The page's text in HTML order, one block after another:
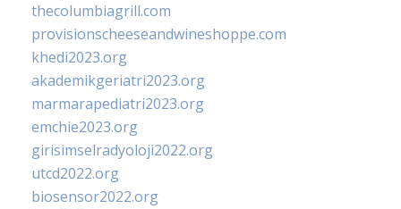
thecolumbiagrill.com
provisionscheeseandwineshoppe.com
khedi2023.org
akademikgeriatri2023.org
marmarapediatri2023.org
emchie2023.org
girisimselradyoloji2022.org
utcd2022.org
biosensor2022.org